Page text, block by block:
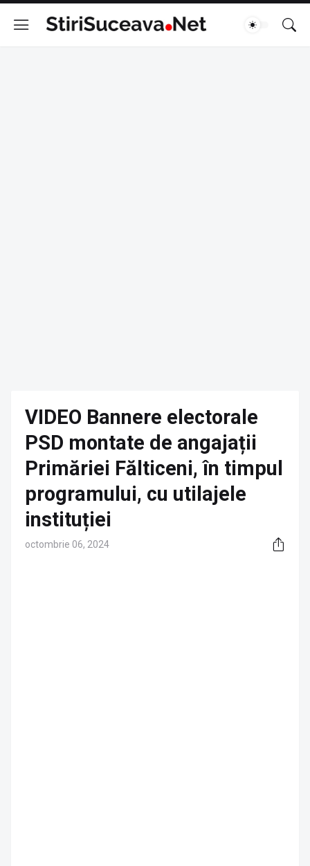
VIDEO Bannere electorale
PSD montate de angajații
Primăriei Fălticeni, în timpul
programului, cu utilajele
instituției
octombrie 06, 2024